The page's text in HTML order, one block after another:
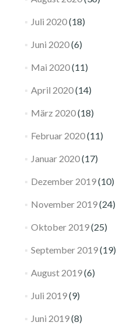
Juli 2020(18)
Juni 2020(6)
Mai 2020(11)
April 2020(14)
März 2020(18)
Februar 2020(11)
Januar 2020(17)
Dezember 2019(10)
November 2019(24)
Oktober 2019(25)
September 2019(19)
August 2019(6)
Juli 2019(9)
Juni 2019(8)